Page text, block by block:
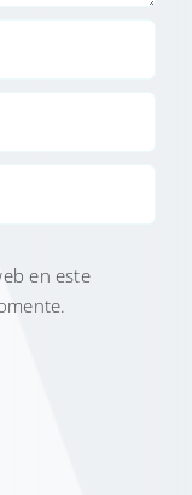
en este